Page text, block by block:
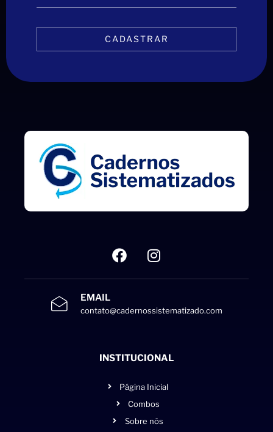
CADASTRAR
EMAIL
contato@cadernossistematizado.com
INSTITUCIONAL
Página Inicial
Combos
Sobre nós